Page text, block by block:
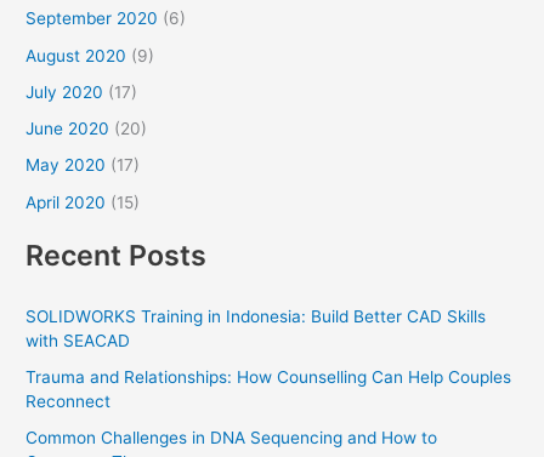
September 2020 (6)
August 2020 (9)
July 2020 (17)
June 2020 (20)
May 2020 (17)
April 2020 (15)
Recent Posts
SOLIDWORKS Training in Indonesia: Build Better CAD Skills
with SEACAD
Trauma and Relationships: How Counselling Can Help Couples
Reconnect
Common Challenges in DNA Sequencing and How to